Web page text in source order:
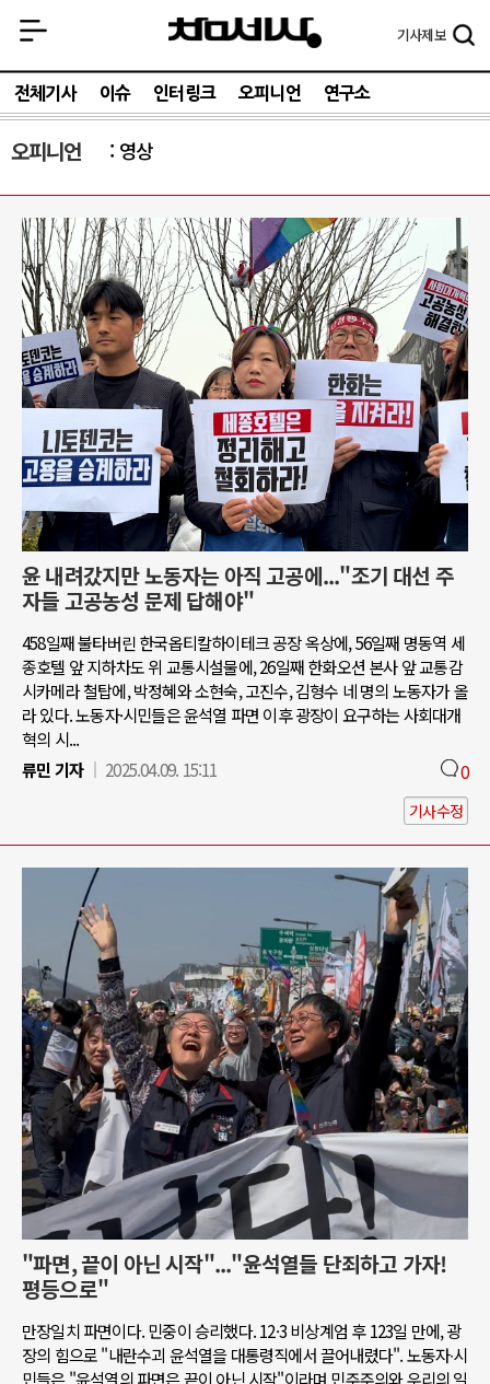
기사제보
전체기사 이슈 인터링크 오피니언 연구소
오피니언 영상
윤 내려갔지만 노동자는 아직 고공에..."조기 대선 주
자들 고공농성 문제 답해야"
458일째 불타버린 한국옵티칼하이테크 공장 옥상에, 56일째 명동역 세
종호텔 앞 지하차도 위 교통시설물에, 26일째 한화오션 본사 앞 교통감
시카메라 철탑에, 박정혜와 소현숙, 고진수, 김형수 네 명의 노동자가 올
라 있다. 노동자·시민들은 윤석열 파면 이후 광장이 요구하는 사회대개
혁의 시...
류민 기자
2025.04.09. 15:11 0
기사수정
"파면, 끝이 아닌 시작"..."윤석열들 단죄하고 가자!
평등으로"
만장일치 파면이다. 민중이 승리했다. 12·3 비상계엄 후 123일 만에, 광
장의 힘으로 "내란수괴 윤석열을 대통령직에서 끌어내렸다". 노동자∙시
민들은 "윤석열의 파면은 끝이 아닌 시작"이라며 민주주의와 우리의 일